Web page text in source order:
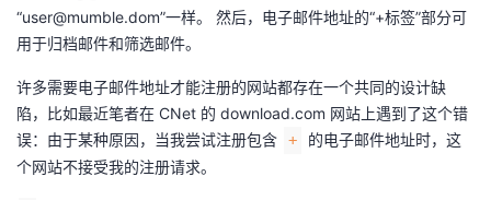
者
我
的
我
“user@mumble.dom”一样。 然后，电子邮件地址的“+标签”部分可
用于归档邮件和筛选邮件。
许多需要电子邮件地址才能注册的网站都存在一个共同的设计缺
陷，比如最近笔者在 CNet 的 download.com 网站上遇到了这个错
误：由于某种原因，当我尝试注册包含
+
的电子邮件地址时，这
个网站不接受我的注册请求。